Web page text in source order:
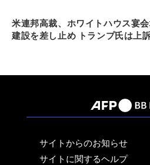
米連邦高裁、ホワイトハウス宴
建設を差し止め トランプ氏は上
サイトからのお知らせ
サイトに関するヘルプ